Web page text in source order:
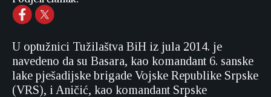
U optužnici Tužilaštva BiH iz jula 2014. je
navedeno da su Basara, kao komandant 6. sanske
lake pješadijske brigade Vojske Republike Srpske
(VRS), i Aničić, kao komandant Srpske